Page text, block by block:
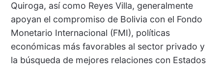
Quiroga, así como Reyes Villa, generalmente
apoyan el compromiso de Bolivia con el Fondo
Monetario Internacional (FMI), políticas
económicas más favorables al sector privado y
la búsqueda de mejores relaciones con Estados